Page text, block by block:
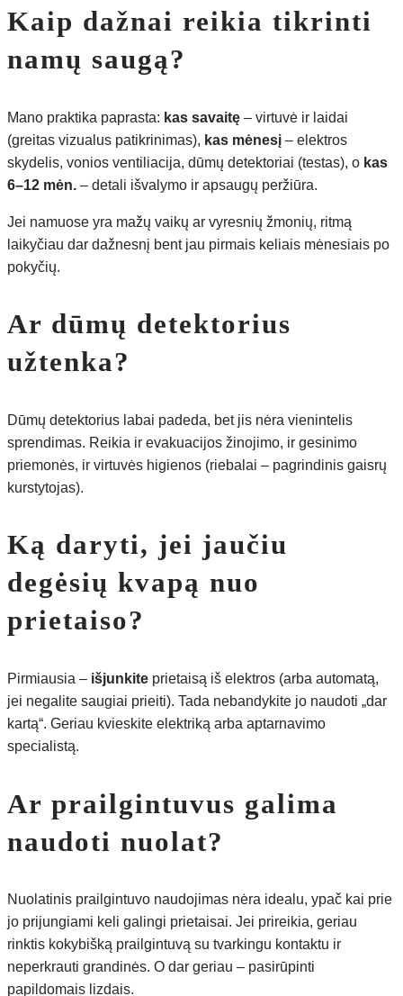
Kaip dažnai reikia tikrinti
namų saugą?
Mano praktika paprasta: kas savaitę – virtuvė ir laidai
(greitas vizualus patikrinimas), kas mėnesį – elektros
skydelis, vonios ventiliacija, dūmų detektoriai (testas), o kas
6–12 mėn. – detali išvalymo ir apsaugų peržiūra.
Jei namuose yra mažų vaikų ar vyresnių žmonių, ritmą
laikyčiau dar dažnesnį bent jau pirmais keliais mėnesiais po
pokyčių.
Ar dūmų detektorius
užtenka?
Dūmų detektorius labai padeda, bet jis nėra vienintelis
sprendimas. Reikia ir evakuacijos žinojimo, ir gesinimo
priemonės, ir virtuvės higienos (riebalai – pagrindinis gaisrų
kurstytojas).
Ką daryti, jei jaučiu
degėsių kvapą nuo
prietaiso?
Pirmiausia – išjunkite prietaisą iš elektros (arba automatą,
jei negalite saugiai prieiti). Tada nebandykite jo naudoti „dar
kartą“. Geriau kvieskite elektriką arba aptarnavimo
specialistą.
Ar prailgintuvus galima
naudoti nuolat?
Nuolatinis prailgintuvo naudojimas nėra idealu, ypač kai prie
jo prijungiami keli galingi prietaisai. Jei prireikia, geriau
rinktis kokybišką prailgintuvą su tvarkingu kontaktu ir
neperkrauti grandinės. O dar geriau – pasirūpinti
papildomais lizdais.